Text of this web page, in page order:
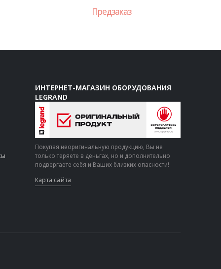
Предзаказ
ИНТЕРНЕТ-МАГАЗИН ОБОРУДОВАНИЯ
LEGRAND
Покупая неоригинальную продукцию, Вы не
только теряете в деньгах, но и дополнительно
подвергаете себя и Ваших близких опасности!
Карта сайта